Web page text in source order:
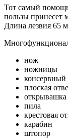
Тот самый
пользы принесет
Длина лезвия 65
нож
ножницы
плоская
открывашка
пила
крестовая
карабин
штопор